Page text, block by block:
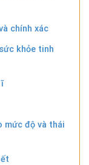
chính xác
khỏe tinh
ĩ
mức độ và thái